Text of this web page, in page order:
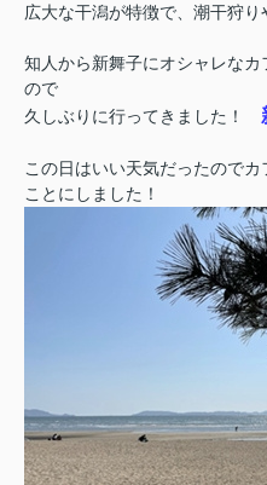
広大な干潟が特徴で、 潮干狩り
知人から新舞子にオシャレなカ
ので
久しぶりに行ってきました！
この日はいい天気だったのでカ
ことにしました！